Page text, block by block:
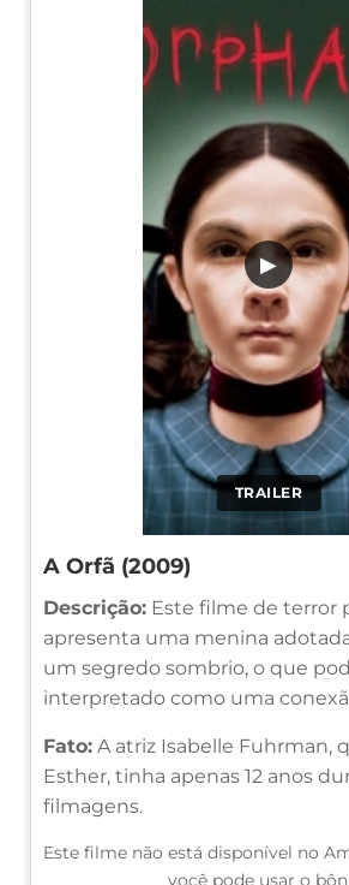
TRAILER
▶
A Orfã (2009)
Descrição: Este filme de terror
apresenta uma menina
um segredo sombrio, o que
interpretado como uma
Fato: A atriz Isabelle Fuhrman,
Esther, tinha apenas 12 anos
filmagens.
Este filme não está disponível no
você pode usar o